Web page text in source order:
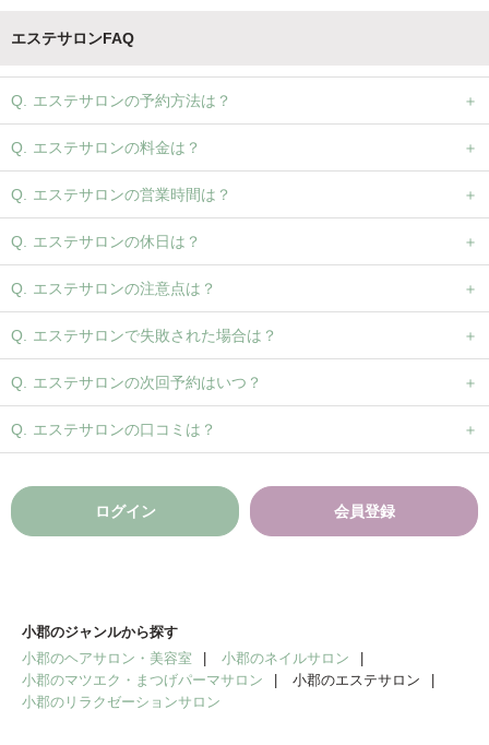
エステサロンFAQ
エステサロンの予約方法は？
エステサロンの料金は？
エステサロンの営業時間は？
エステサロンの休日は？
エステサロンの注意点は？
エステサロンで失敗された場合は？
エステサロンの次回予約はいつ？
エステサロンの口コミは？
ログイン 会員登録
小郡のジャンルから探す
小郡のヘアサロン・美容室
小郡のネイルサロン
小郡のマツエク・まつげパーマサロン
小郡のエステサロン
小郡のリラクゼーションサロン